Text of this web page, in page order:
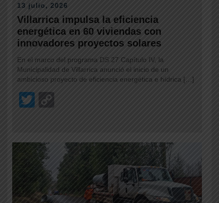
13 julio, 2026
Villarrica impulsa la eficiencia
energética en 60 viviendas con
innovadores proyectos solares
En el marco del programa DS 27 Capítulo IV, la
Municipalidad de Villarrica anunció el inicio de un
ambicioso proyecto de eficiencia energética e hídrica […]
T
er
Li
n
k